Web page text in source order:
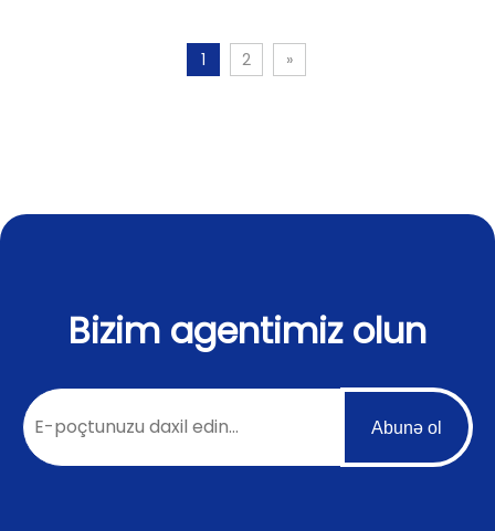
1 2 »
Bizim agentimiz olun
Abunə ol